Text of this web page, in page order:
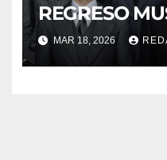
REGRESO
MAR 18, 2026